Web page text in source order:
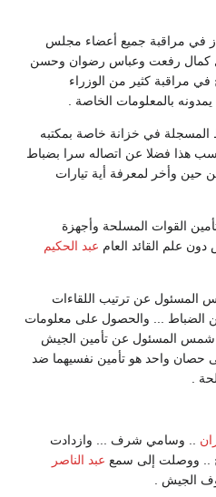
في مراقبة جميع أعضاء مجلس
كمال رفعت وعباس رضوان وحسن
في مراقبة كثير من الوزراء
بالمعلومات الخاصة .
المسجلة في خزانة خاصة بمكتبه
هذا فضلا عن اتصاله سرا بضباط
حين وأخر لمعرفة أية تيارات
القوات المسلحة وأجهزة
علم القائد العام عبد الحكيم
عن ترتيب اللقاءات
الضباط ... والحصول على معلومات
شمس المسئول عن تأمين الجيش
حصان واحد هو تأمين نفسيهما ضد
.
.. وسامي شرف ... وازدادت
.. ووصلت إلى سمع عبد الناصر
الجيش .